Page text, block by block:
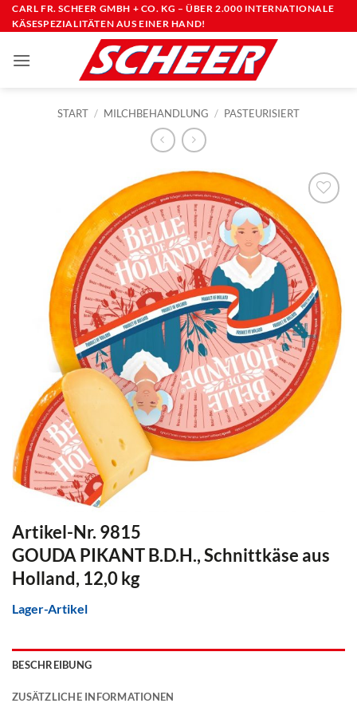
Zum
Inhalt
CARL FR. SCHEER GMBH + CO. KG – ÜBER 2.000 INTERNATIONALE
KÄSESPEZIALITÄTEN AUS EINER HAND!
START / MILCHBEHANDLUNG / PASTEURISIERT
Artikel-Nr. 9815
GOUDA PIKANT B.D.H., Schnittkäse aus
Holland, 12,0 kg
Lager-Artikel
BESCHREIBUNG
ZUSÄTZLICHE INFORMATIONEN